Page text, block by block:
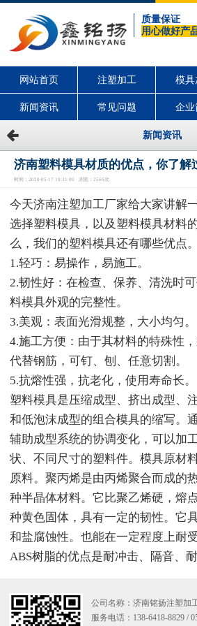
质量保证
用心做好产
网站首页 注塑加工 模具
新闻资讯 常见问题 企业
新闻资讯
济南塑料模具材质的优点，你了解
时间：2020-05-17 10:31:00 浏览：2566次
今天济南注塑加工厂家给大家讲解
选择塑料模具，以及塑料模具材料
么，我们的塑料模具还有哪些优点。
1.轻巧：易操作，易施工。
2.韧性好：在检查、保养、清洗时
料模具外观的完整性。
3.美观：表面光滑规整，大小均匀。
4.施工方便：由于其材料的特殊性
代替钢筋，可钉、刨、任意切割。
5.抗熔性强，抗老化，使用寿命长。
塑料模具是压缩成型、挤出成型、
和低泡沫成型的组合模具的缩写。
辅助成型系统的协调变化，可以加
状、不同尺寸的塑料件。模具原材
原料。聚丙烯是由丙烯聚合而成的
种半晶体材料。它比聚乙烯硬，熔
种黄色固体，具有一定的韧性。它
和盐腐蚀性。也能在一定程度上耐
ABS树脂的优点是耐冲击、隔音、
公司名称：济南铭扬注塑加
服务电话：138-6418-8829 /